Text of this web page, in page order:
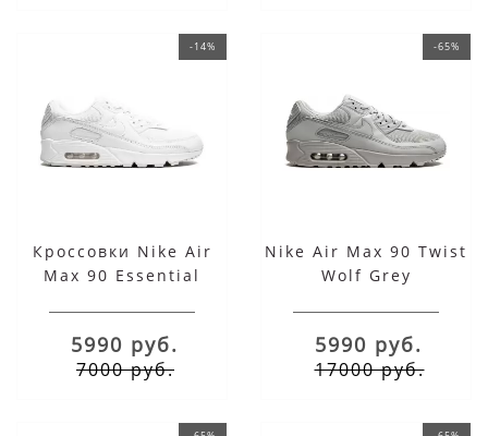
-14%
Кроссовки Nike Air
Max 90 Essential
5990 руб.
7000 руб.
-65%
Nike Air Max 90 Twist
Wolf Grey
5990 руб.
17000 руб.